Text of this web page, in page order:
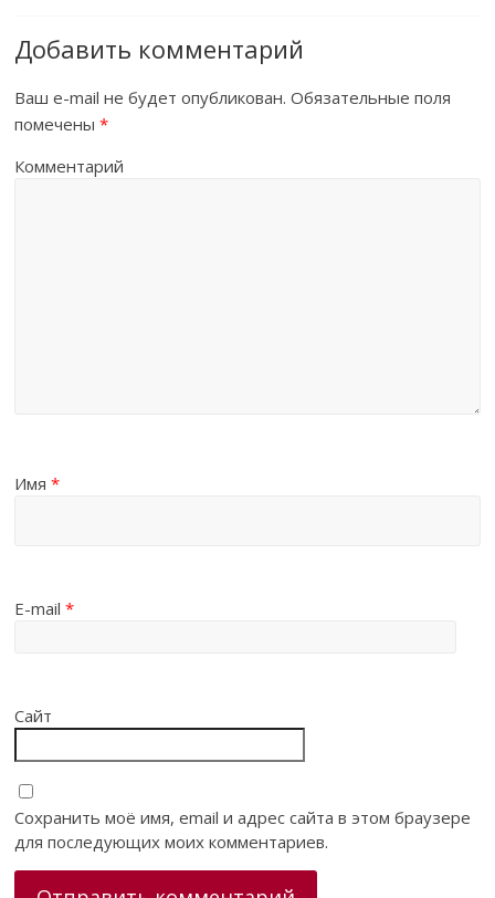
Добавить комментарий
Ваш e-mail не будет опубликован. Обязательные поля
помечены*
Комментарий
Имя*
E-mail*
Сайт
Сохранить моё имя, email и адрес сайта в этом браузере
для последующих моих комментариев.